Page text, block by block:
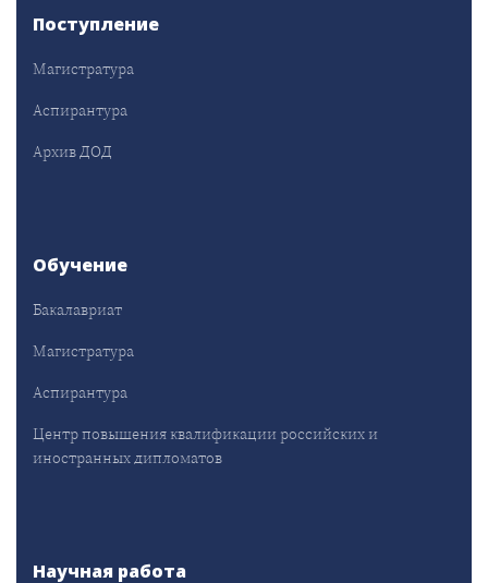
Поступление
Магистратура
Аспирантура
Архив ДОД
Обучение
Бакалавриат
Магистратура
Аспирантура
Центр повышения квалификации российских и
иностранных дипломатов
Научная работа